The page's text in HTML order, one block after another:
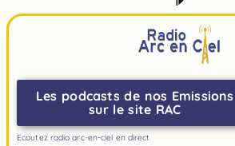
Les podcasts de nos Emissions
sur le site RAC
Ecoutez radio arc-en-ciel en direct